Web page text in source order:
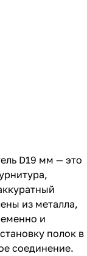
D19 мм — это
из металла,
и
полок в
соединение.